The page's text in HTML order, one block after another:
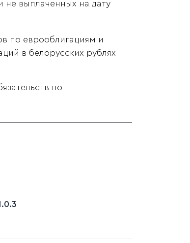
не выплаченных на дату
по еврооблигациям и
в белорусских рублях
по